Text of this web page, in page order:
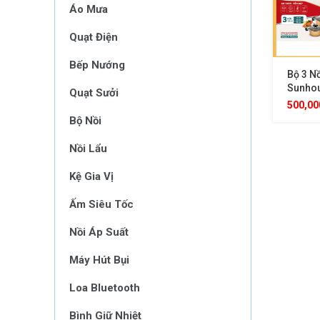
Áo Mưa
Quạt Điện
Bếp Nướng
Quạt Sưởi
Bộ Nồi
Nồi Lẩu
Kệ Gia Vị
Ấm Siêu Tốc
Nồi Áp Suất
Máy Hút Bụi
Loa Bluetooth
Bình Giữ Nhiệt
Bộ 3
Vàng,